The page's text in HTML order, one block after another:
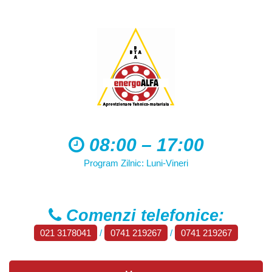
08:00 – 17:00
Program Zilnic: Luni-Vineri
Comenzi telefonice:
021 3178041 / 0741 219267 / 0741 219267